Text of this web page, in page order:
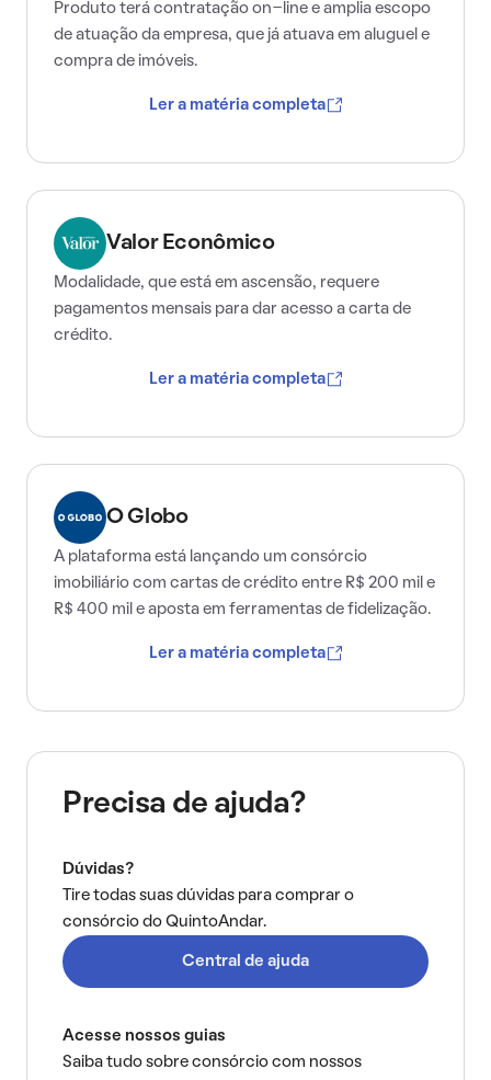
Produto terá contratação on-line e amplia escopo
de atuação da empresa, que já atuava em aluguel e
compra de imóveis.
Ler a matéria completa
Valor Econômico
Modalidade, que está em ascensão, requere
pagamentos mensais para dar acesso a carta de
crédito.
Ler a matéria completa
O Globo
A plataforma está lançando um consórcio
imobiliário com cartas de crédito entre R$ 200 mil e
R$ 400 mil e aposta em ferramentas de fidelização.
Ler a matéria completa
Precisa de ajuda?
Dúvidas?
Tire todas suas dúvidas para comprar o
consórcio do QuintoAndar.
Central de ajuda
Acesse nossos guias
Saiba tudo sobre consórcio com nossos